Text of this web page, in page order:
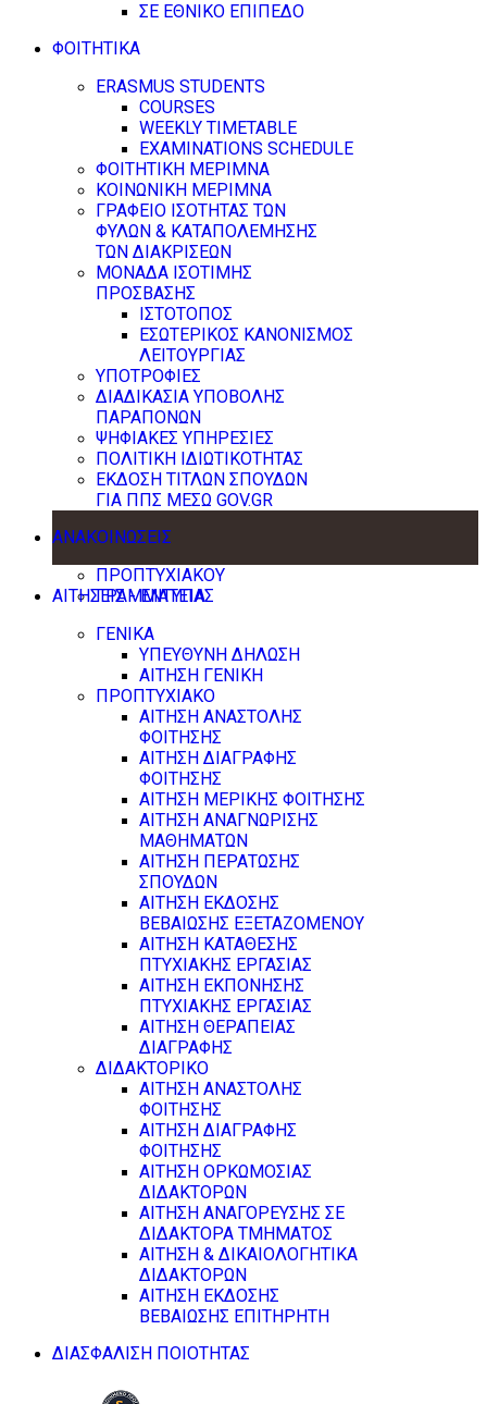
ΣΕ ΕΘΝΙΚΟ ΕΠΙΠΕΔΟ
ΦΟΙΤΗΤΙΚΑ
ERASMUS STUDENTS
COURSES
WEEKLY TIMETABLE
EXAMINATIONS SCHEDULE
ΦΟΙΤΗΤΙΚΗ ΜΕΡΙΜΝΑ
ΚΟΙΝΩΝΙΚΗ ΜΕΡΙΜΝΑ
ΓΡΑΦΕΙΟ ΙΣΟΤΗΤΑΣ ΤΩΝ
ΦΥΛΩΝ & ΚΑΤΑΠΟΛΕΜΗΣΗΣ
ΤΩΝ ΔΙΑΚΡΙΣΕΩΝ
ΜΟΝΑΔΑ ΙΣΟΤΙΜΗΣ
ΠΡΟΣΒΑΣΗΣ
ΙΣΤΟΤΟΠΟΣ
ΕΣΩΤΕΡΙΚΟΣ ΚΑΝΟΝΙΣΜΟΣ
ΛΕΙΤΟΥΡΓΙΑΣ
ΥΠΟΤΡΟΦΙΕΣ
ΔΙΑΔΙΚΑΣΙΑ ΥΠΟΒΟΛΗΣ
ΠΑΡΑΠΟΝΩΝ
ΨΗΦΙΑΚΕΣ ΥΠΗΡΕΣΙΕΣ
ΠΟΛΙΤΙΚΗ ΙΔΙΩΤΙΚΟΤΗΤΑΣ
ΕΚΔΟΣΗ ΤΙΤΛΩΝ ΣΠΟΥΔΩΝ
ΓΙΑ ΠΠΣ ΜΕΣΩ GOV.GR
ΑΝΑΚΟΙΝΩΣΕΙΣ
ΠΡΟΠΤΥΧΙΑΚΟΥ
ΓΡΑΜΜΑΤΕΙΑΣ
ΑΙΤΗΣΕΙΣ - ΕΝΤΥΠΑ
ΓΕΝΙΚΑ
ΥΠΕΥΘΥΝΗ ΔΗΛΩΣΗ
ΑΙΤΗΣΗ ΓΕΝΙΚΗ
ΠΡΟΠΤΥΧΙΑΚΟ
ΑΙΤΗΣΗ ΑΝΑΣΤΟΛΗΣ
ΦΟΙΤΗΣΗΣ
ΑΙΤΗΣΗ ΔΙΑΓΡΑΦΗΣ
ΦΟΙΤΗΣΗΣ
ΑΙΤΗΣΗ ΜΕΡΙΚΗΣ ΦΟΙΤΗΣΗΣ
ΑΙΤΗΣΗ ΑΝΑΓΝΩΡΙΣΗΣ
ΜΑΘΗΜΑΤΩΝ
ΑΙΤΗΣΗ ΠΕΡΑΤΩΣΗΣ
ΣΠΟΥΔΩΝ
ΑΙΤΗΣΗ ΕΚΔΟΣΗΣ
ΒΕΒΑΙΩΣΗΣ ΕΞΕΤΑΖΟΜΕΝΟΥ
ΑΙΤΗΣΗ ΚΑΤΑΘΕΣΗΣ
ΠΤΥΧΙΑΚΗΣ ΕΡΓΑΣΙΑΣ
ΑΙΤΗΣΗ ΕΚΠΟΝΗΣΗΣ
ΠΤΥΧΙΑΚΗΣ ΕΡΓΑΣΙΑΣ
ΑΙΤΗΣΗ ΘΕΡΑΠΕΙΑΣ
ΔΙΑΓΡΑΦΗΣ
ΔΙΔΑΚΤΟΡΙΚΟ
ΑΙΤΗΣΗ ΑΝΑΣΤΟΛΗΣ
ΦΟΙΤΗΣΗΣ
ΑΙΤΗΣΗ ΔΙΑΓΡΑΦΗΣ
ΦΟΙΤΗΣΗΣ
ΑΙΤΗΣΗ ΟΡΚΩΜΟΣΙΑΣ
ΔΙΔΑΚΤΟΡΩΝ
ΑΙΤΗΣΗ ΑΝΑΓΟΡΕΥΣΗΣ ΣΕ
ΔΙΔΑΚΤΟΡΑ ΤΜΗΜΑΤΟΣ
ΑΙΤΗΣΗ & ΔΙΚΑΙΟΛΟΓΗΤΙΚΑ
ΔΙΔΑΚΤΟΡΩΝ
ΑΙΤΗΣΗ ΕΚΔΟΣΗΣ
ΒΕΒΑΙΩΣΗΣ ΕΠΙΤΗΡΗΤΗ
ΔΙΑΣΦΑΛΙΣΗ ΠΟΙΟΤΗΤΑΣ